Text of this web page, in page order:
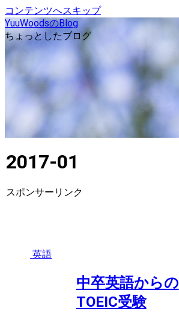
コンテンツへスキップ
YuuWoodsのBlog
ちょっとしたブログ
2017-01
スポンサーリンク
英語
中卒英語からの
TOEIC受験